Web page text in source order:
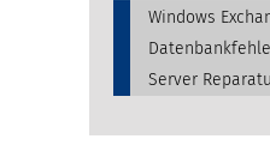
Windows
Server